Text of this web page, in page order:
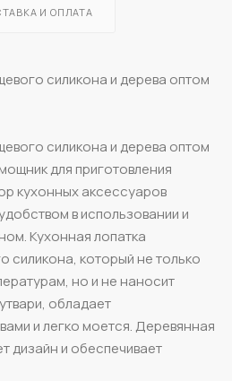
И ОПЛАТА
силикона и дерева оптом
силикона и дерева оптом
для приготовления
кухонных аксессуаров
в использовании и
Кухонная лопатка
силикона, который не только
но и не наносит
обладает
и легко моется. Деревянная
дизайн и обеспечивает